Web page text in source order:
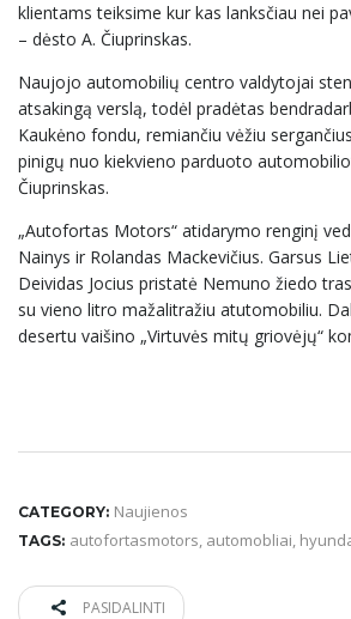
klientams teiksime kur kas lanksčiau nei
– dėsto A. Čiuprinskas.
Naujojo automobilių centro valdytojai
atsakingą verslą, todėl pradėtas
Kaukėno fondu, remiančiu vėžiu
pinigų nuo kiekvieno parduoto
Čiuprinskas.
„Autofortas Motors“ atidarymo renginį
Nainys ir Rolandas Mackevičius. Garsus
Deividas Jocius pristatė Nemuno žiedo
su vieno litro mažalitražiu atutomobiliu.
desertu vaišino „Virtuvės mitų griovėjų“
CATEGORY: Naujienos
TAGS: autofortasmotors, automobliai,
PASIDALINTI